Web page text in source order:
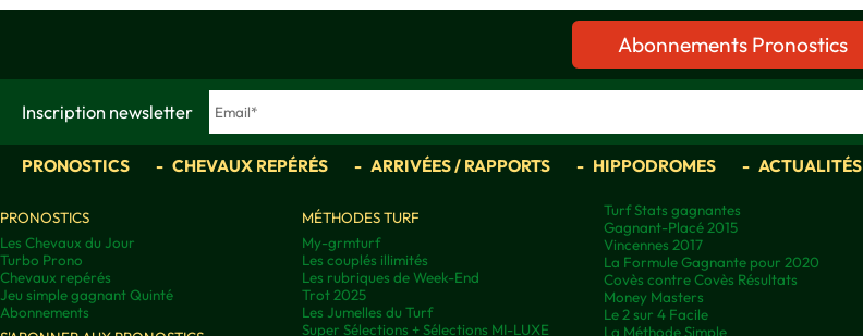
Abonnements Pronostics
Inscription newsletter
PRONOSTICS CHEVAUX REPÉRÉS ARRIVÉES / RAPPORTS HIPPODROMES ACTUALITÉS
PRONOSTICS
Les Chevaux du Jour
Turbo Prono
Chevaux repérés
Jeu simple gagnant Quinté
Abonnements
MÉTHODES TURF
My-grmturf
Les couplés illimités
Les rubriques de Week-End
Trot 2025
Les Jumelles du Turf
Super Sélections + Sélections MI-LUXE
Turf Stats gagnantes
Gagnant-Placé 2015
Vincennes 2017
La Formule Gagnante pour 2020
Covès contre Covès Résultats
Money Masters
Le 2 sur 4 Facile
La Méthode Simple